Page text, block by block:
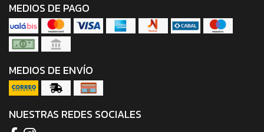
MEDIOS DE PAGO
MEDIOS DE ENVÍO
NUESTRAS REDES SOCIALES